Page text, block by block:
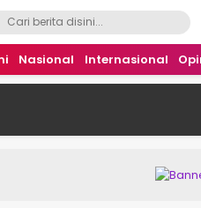
Nasional Internasional